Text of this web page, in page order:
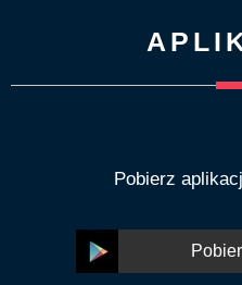
Pobierz